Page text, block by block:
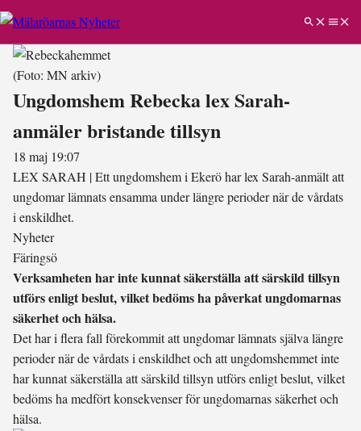
(Foto: MN arkiv)
Ungdomshem Rebecka lex Sarah-
anmäler bristande tillsyn
18 maj 19:07
LEX SARAH |Ett ungdomshem i Ekerö har lex Sarah-anmält att
ungdomar lämnats ensamma under längre perioder när de vårdats
i enskildhet.
Nyheter
Färingsö
Verksamheten har inte kunnat säkerställa att särskild tillsyn
utförs enligt beslut, vilket bedöms ha påverkat ungdomarnas
säkerhet och hälsa.
Det har i flera fall förekommit att ungdomar lämnats själva längre
perioder när de vårdats i enskildhet och att ungdomshemmet inte
har kunnat säkerställa att särskild tillsyn utförs enligt beslut, vilket
bedöms ha medfört konsekvenser för ungdomarnas säkerhet och
hälsa.